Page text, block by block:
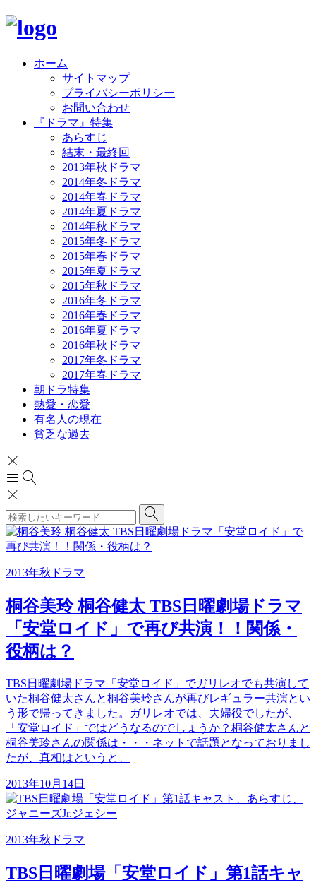
ホーム
サイトマップ
プライバシーポリシー
お問い合わせ
『ドラマ』特集
あらすじ
結末・最終回
2013年秋ドラマ
2014年冬ドラマ
2014年春ドラマ
2014年夏ドラマ
2014年秋ドラマ
2015年冬ドラマ
2015年春ドラマ
2015年夏ドラマ
2015年秋ドラマ
2016年冬ドラマ
2016年春ドラマ
2016年夏ドラマ
2016年秋ドラマ
2017年冬ドラマ
2017年春ドラマ
朝ドラ特集
熱愛・恋愛
有名人の現在
貧乏な過去
2013年秋ドラマ
桐谷美玲 桐谷健太 TBS日曜劇場ドラマ
「安堂ロイド」で再び共演！！関係・
役柄は？
TBS日曜劇場ドラマ「安堂ロイド」でガリレオでも共演して
いた桐谷健太さんと桐谷美玲さんが再びレギュラー共演とい
う形で帰ってきました。ガリレオでは、夫婦役でしたが、
「安堂ロイド」ではどうなるのでしょうか？桐谷健太さんと
桐谷美玲さんの関係は・・・ネットで話題となっておりまし
たが、真相はというと、
2013年10月14日
2013年秋ドラマ
TBS日曜劇場「安堂ロイド」第1話キャ